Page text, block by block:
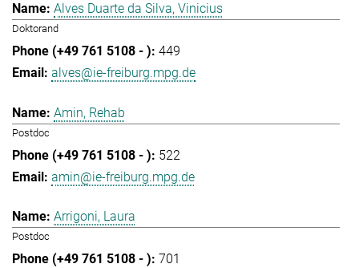
Alves Duarte da Silva, Vinicius
Doktorand
449
alves@ie-freiburg.mpg.de
Amin, Rehab
Postdoc
522
amin@ie-freiburg.mpg.de
Arrigoni, Laura
Postdoc
701